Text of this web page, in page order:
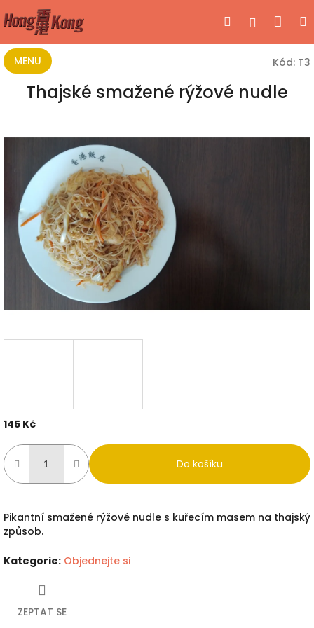
na
obsah
Hledat
MENU Kód: T3
Thajské smažené rýžové nudle
145 Kč
cena:
Do košíku
Pikantní smažené rýžové nudle s kuřecím masem na thajský
způsob.
Kategorie: Objednejte si
ZEPTAT SE